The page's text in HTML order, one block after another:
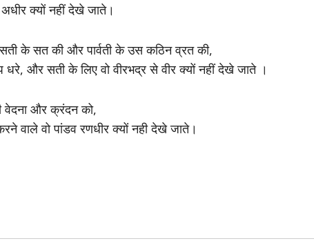
अधीर क्यों नहीं देखे जाते।
के सत की और पार्वती के उस कठिन व्रत की,
धरे, और सती के लिए वो वीरभद्र से वीर क्यों नहीं देखे जाते ।
वेदना और क्रंदन को,
वाले वो पांडव रणधीर क्यों नही देखे जाते।